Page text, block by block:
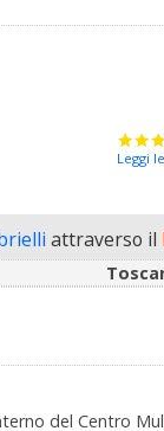
Leggi
attraverso il
del Centro